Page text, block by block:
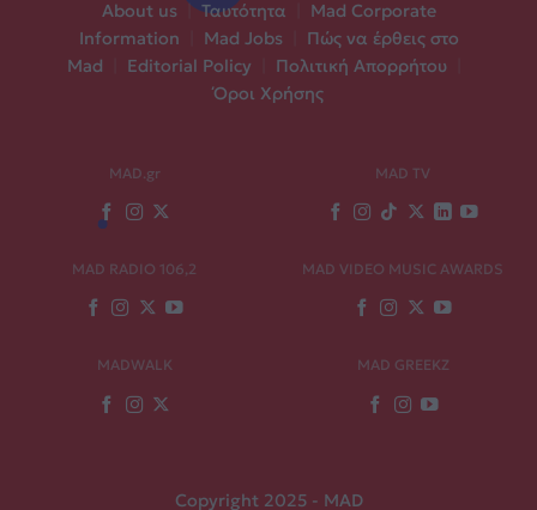
About us | Ταυτότητα
Mad Corporate
Information
Mad Jobs
Πώς να έρθεις στο
Mad
Editorial Policy Πολιτική Απορρήτου
Όροι Χρήσης
MAD.gr MAD TV
MAD RADIO 106,2 MAD VIDEO MUSIC AWARDS
MADWALK MAD GREEKZ
Copyright 2025 - MAD